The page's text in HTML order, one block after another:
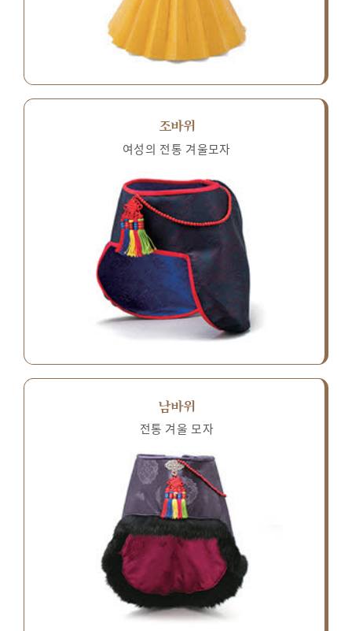
조바위
여성의 전통 겨울모자
남바위
전통 겨울 모자